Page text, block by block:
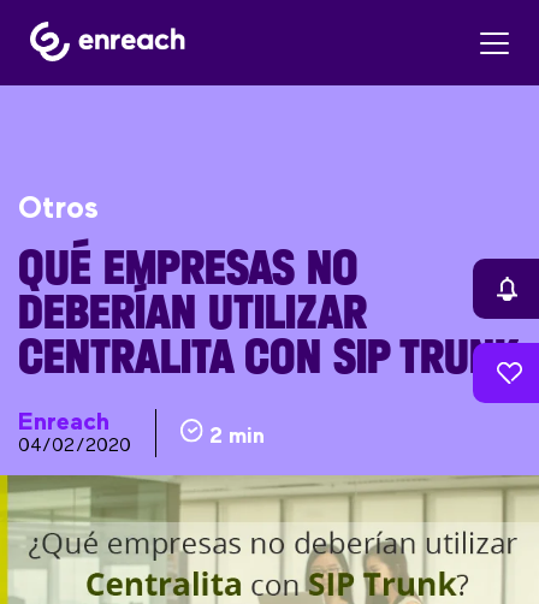
Otros
QUÉ EMPRESAS NO
DEBERÍAN UTILIZAR
CENTRALITA CON SIP TRUNK
Enreach
04/02/2020 2 min